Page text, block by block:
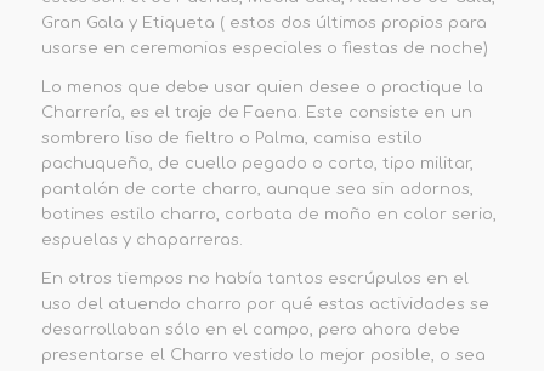
Gran Gala y Etiqueta ( estos dos últimos propios para
usarse en ceremonias especiales o fiestas de noche)
Lo menos que debe usar quien desee o practique la
Charrería, es el traje de Faena. Este consiste en un
sombrero liso de fieltro o Palma, camisa estilo
pachuqueño, de cuello pegado o corto, tipo militar,
pantalón de corte charro, aunque sea sin adornos,
botines estilo charro, corbata de moño en color serio,
espuelas y chaparreras.
En otros tiempos no había tantos escrúpulos en el
uso del atuendo charro por qué estas actividades se
desarrollaban sólo en el campo, pero ahora debe
presentarse el Charro vestido lo mejor posible, o sea